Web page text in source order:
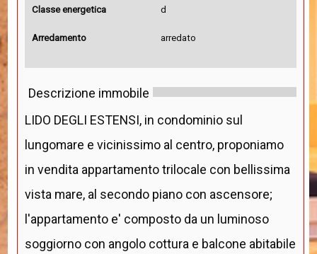
Classe energetica d
Arredamento arredato
Descrizione immobile
LIDO DEGLI ESTENSI, in condominio sul
lungomare e vicinissimo al centro, proponiamo
in vendita appartamento trilocale con bellissima
vista mare, al secondo piano con ascensore;
l'appartamento e' composto da un luminoso
soggiorno con angolo cottura e balcone abitabile